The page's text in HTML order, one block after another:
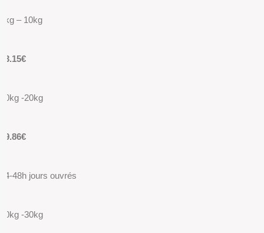
5kg – 10kg
13.15€
10kg -20kg
19.86€
24-48h jours ouvrés
20kg -30kg